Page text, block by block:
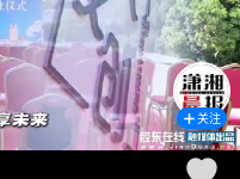
关注